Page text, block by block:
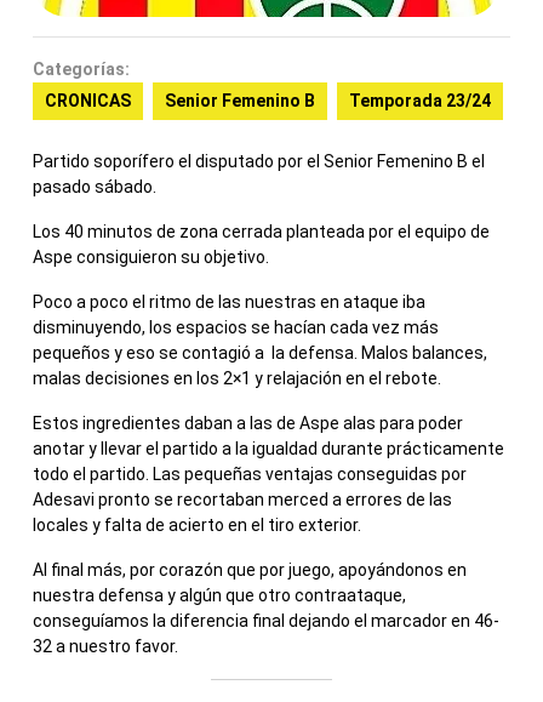
Categorías:
CRONICAS
Senior Femenino B Temporada 23/24
Partido soporífero el disputado por el Senior Femenino B el
pasado sábado.
Los 40 minutos de zona cerrada planteada por el equipo de
Aspe consiguieron su objetivo.
Poco a poco el ritmo de las nuestras en ataque iba
disminuyendo, los espacios se hacían cada vez más
pequeños y eso se contagió a la defensa. Malos balances,
malas decisiones en los 2×1 y relajación en el rebote.
Estos ingredientes daban a las de Aspe alas para poder
anotar y llevar el partido a la igualdad durante prácticamente
todo el partido. Las pequeñas ventajas conseguidas por
Adesavi pronto se recortaban merced a errores de las
locales y falta de acierto en el tiro exterior.
Al final más, por corazón que por juego, apoyándonos en
nuestra defensa y algún que otro contraataque,
conseguíamos la diferencia final dejando el marcador en 46-
32 a nuestro favor.